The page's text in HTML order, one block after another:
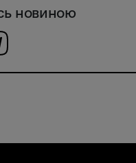
новиною